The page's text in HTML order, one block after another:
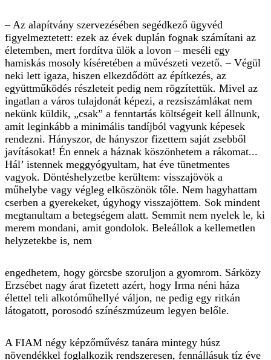
– Az alapítvány szervezésében segédkező ügyvéd
figyelmeztetett: ezek az évek duplán fognak számítani az
életemben, mert fordítva ülök a lovon – meséli egy
hamiskás mosoly kíséretében a művészeti vezető. – Végül
neki lett igaza, hiszen elkezdődött az építkezés, az
együttműködés részleteit pedig nem rögzítettük. Mivel az
ingatlan a város tulajdonát képezi, a rezsiszámlákat nem
nekünk küldik, „csak” a fenntartás költségeit kell állnunk,
amit leginkább a minimális tandíjból vagyunk képesek
rendezni. Hányszor, de hányszor fizettem saját zsebből
javításokat! Én ennek a háznak köszönhetem a rákomat...
Hál’ istennek meggyógyultam, hat éve tünetmentes
vagyok. Döntéshelyzetbe kerültem: visszajövök a
műhelybe vagy végleg elköszönök tőle. Nem hagyhattam
cserben a gyerekeket, úgyhogy visszajöttem. Sok mindent
megtanultam a betegségem alatt. Semmit nem nyelek le, ki
merem mondani, amit gondolok. Beleállok a kellemetlen
helyzetekbe is, nem
engedhetem, hogy görcsbe szoruljon a gyomrom. Sárközy
Erzsébet nagy árat fizetett azért, hogy Irma néni háza
élettel teli alkotóműhellyé váljon, ne pedig egy ritkán
látogatott, porosodó színészmúzeum legyen belőle.
A FIAM négy képzőművész tanára mintegy húsz
növendékkel foglalkozik rendszeresen, fennállásuk tíz éve